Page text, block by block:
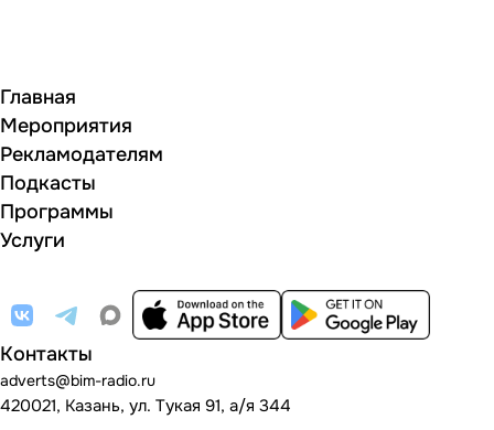
Главная
Мероприятия
Рекламодателям
Подкасты
Программы
Услуги
Контакты
adverts@bim-radio.ru
420021, Казань, ул. Тукая 91, а/я 344